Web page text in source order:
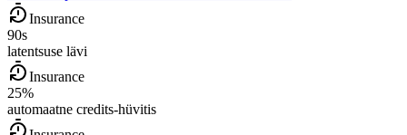
Insurance
90s
latentsuse lävi
Insurance
25%
automaatne credits-hüvitis